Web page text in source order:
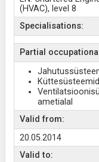
(HVAC), level 8
Specialisations:
Partial
ametialal
Valid from:
20.05.2014
Valid to: